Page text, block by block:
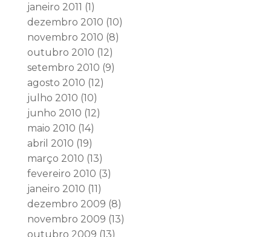
janeiro 2011 (1)
dezembro 2010 (10)
novembro 2010 (8)
outubro 2010 (12)
setembro 2010 (9)
agosto 2010 (12)
julho 2010 (10)
junho 2010 (12)
maio 2010 (14)
abril 2010 (19)
março 2010 (13)
fevereiro 2010 (3)
janeiro 2010 (11)
dezembro 2009 (8)
novembro 2009 (13)
outubro 2009 (13)